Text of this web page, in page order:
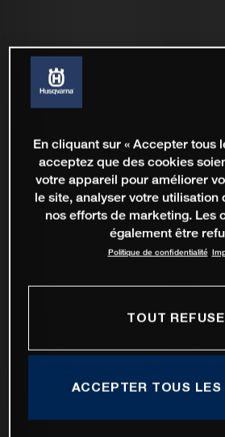
En cliquant sur « Accepter tous
acceptez que des cookies
votre appareil pour améliorer
le site, analyser votre utilisation
nos efforts de marketing. Les
également être
Politique de confidentialité
TOUT
ACCEPTER TOUS